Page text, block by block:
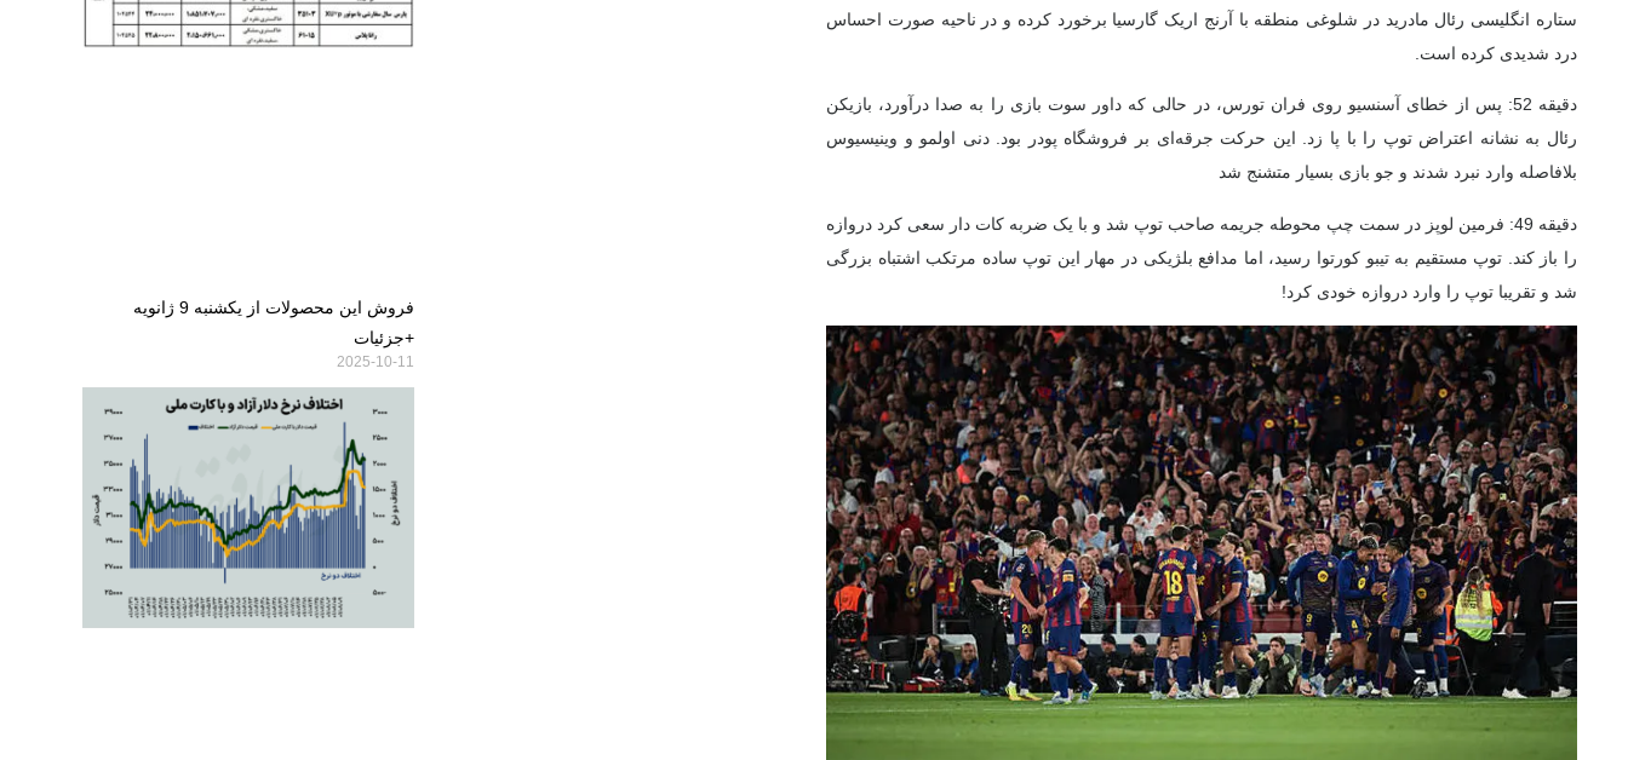
ستاره انگلیسی رئال مادرید در شلوغی منطقه با آرنج اریک گارسیا برخورد کرده و در ناحیه صورت احساس
درد شدیدی کرده است.
دقیقه 52: پس از خطای آسنسیو روی فران تورس، در حالی که داور سوت بازی را به صدا درآورد، بازیکن
رئال به نشانه اعتراض توپ را با پا زد. این حرکت جرقه‌ای بر فروشگاه پودر بود. دنی اولمو و وینیسیوس
بلافاصله وارد نبرد شدند و جو بازی بسیار متشنج شد
دقیقه 49: فرمین لوپز در سمت چپ محوطه جریمه صاحب توپ شد و با یک ضربه کات دار سعی کرد دروازه
را باز کند. توپ مستقیم به تیبو کورتوا رسید، اما مدافع بلژیکی در مهار این توپ ساده مرتکب اشتباه بزرگی
شد و تقریبا توپ را وارد دروازه خودی کرد!
فروش این محصولات از یکشنبه 9 ژانویه
+جزئیات
2025-10-11